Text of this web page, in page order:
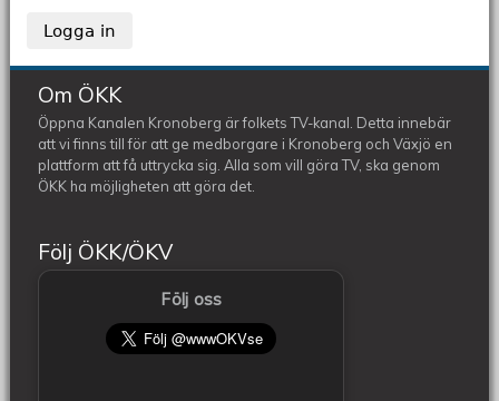
Om ÖKK
Öppna Kanalen Kronoberg är folkets TV-kanal. Detta innebär
att vi finns till för att ge medborgare i Kronoberg och Växjö en
plattform att få uttrycka sig. Alla som vill göra TV, ska genom
ÖKK ha möjligheten att göra det.
Följ ÖKK/ÖKV
Följ oss